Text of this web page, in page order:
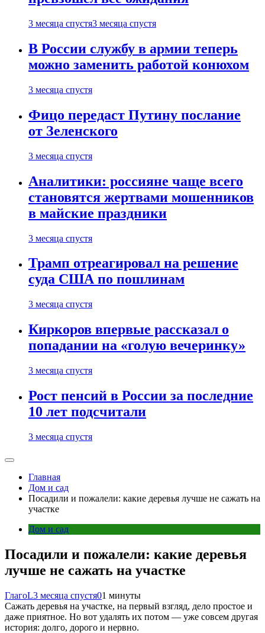
3 месяца спустя3 месяца спустя
В России службу в армии теперь
можно заменить работой конюхом
3 месяца спустя
Фицо передаст Путину послание
от Зеленского
3 месяца спустя
Аналитики: россияне чаще всего
становятся жертвами мошенников
в майские праздники
3 месяца спустя
Трамп отреагировал на решение
суда США по пошлинам
3 месяца спустя
Киркоров впервые рассказал о
попадании на «голую вечеринку»
3 месяца спустя
Рост пенсий в России за последние
10 лет подсчитали
3 месяца спустя
Главная
Дом и сад
Посадили и пожалели: какие деревья лучше не сажать на
участке
Дом и сад
Посадили и пожалели: какие деревья
лучше не сажать на участке
ГлагоL3 месяца спустя01 минуты
Сажать деревья на участке, на первый взгляд, дело простое и
даже приятное. Но вот удалять их потом — уже совсем другая
история: долго, дорого и нервно.